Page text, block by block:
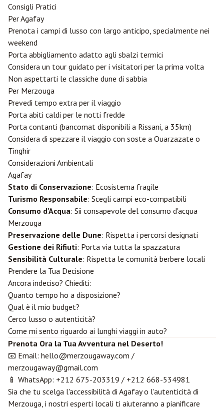
Consigli Pratici
Per Agafay
Prenota i campi di lusso con largo anticipo, specialmente nei
weekend
Porta abbigliamento adatto agli sbalzi termici
Considera un tour guidato per i visitatori per la prima volta
Non aspettarti le classiche dune di sabbia
Per Merzouga
Prevedi tempo extra per il viaggio
Porta abiti caldi per le notti fredde
Porta contanti (bancomat disponibili a Rissani, a 35km)
Considera di spezzare il viaggio con soste a Ouarzazate o
Tinghir
Considerazioni Ambientali
Agafay
Stato di Conservazione: Ecosistema fragile
Turismo Responsabile: Scegli campi eco-compatibili
Consumo d'Acqua: Sii consapevole del consumo d'acqua
Merzouga
Preservazione delle Dune: Rispetta i percorsi designati
Gestione dei Rifiuti: Porta via tutta la spazzatura
Sensibilità Culturale: Rispetta le comunità berbere locali
Prendere la Tua Decisione
Ancora indeciso? Chiediti:
Quanto tempo ho a disposizione?
Qual è il mio budget?
Cerco lusso o autenticità?
Come mi sento riguardo ai lunghi viaggi in auto?
Prenota Ora la Tua Avventura nel Deserto!
📧 Email: hello@merzougaway.com /
merzougaway@gmail.com
📱 WhatsApp: +212 675-203319 / +212 668-534981
Sia che tu scelga l'accessibilità di Agafay o l'autenticità di
Merzouga, i nostri esperti locali ti aiuteranno a pianificare